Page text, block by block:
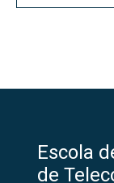
Historia
Escola
de